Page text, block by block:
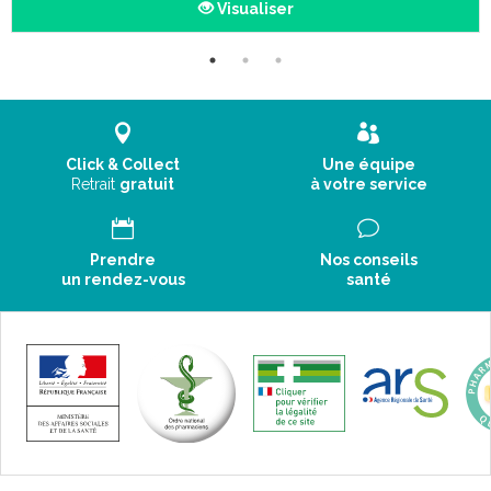
Dans les troubles métaboliques : pour ses propriétés anti-
INFORMATIONS COMPLÉMENTAIRES:
Indications:
Contre-indications:
Ce médicament contient du saccharose et du lactose. Si vous
êtes intolérants à certains sucres, demandez l'avis de votre
Visualiser
Click & Collect
Retrait gratuit
Une équipe
à votre service
Prendre
un rendez-vous
Nos conseils
santé